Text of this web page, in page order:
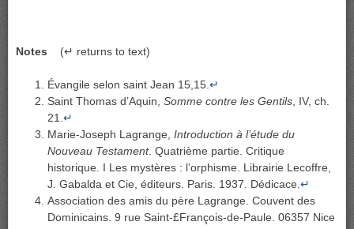
Notes (↵ returns to text)
Évangile selon saint Jean 15,15.↵
Saint Thomas d’Aquin, Somme contre les Gentils, IV, ch.
21.↵
Marie-Joseph Lagrange, Introduction à l’étude du
Nouveau Testament. Quatrième partie. Critique
historique. I Les mystères : l’orphisme. Librairie Lecoffre,
J. Gabalda et Cie, éditeurs. Paris. 1937. Dédicace.↵
Association des amis du père Lagrange. Couvent des
Dominicains. 9 rue Saint-£François-de-Paule. 06357 Nice